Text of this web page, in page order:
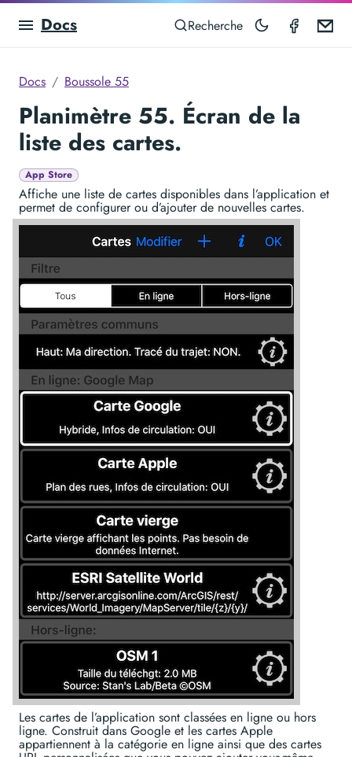
Docs Recherche
Docs Boussole 55
Planimètre 55. Écran de la
liste des cartes.
App Store
Affiche une liste de cartes disponibles dans l’application et
permet de configurer ou d’ajouter de nouvelles cartes.
Les cartes de l’application sont classées en ligne ou hors
ligne. Construit dans Google et les cartes Apple
appartiennent à la catégorie en ligne ainsi que des cartes